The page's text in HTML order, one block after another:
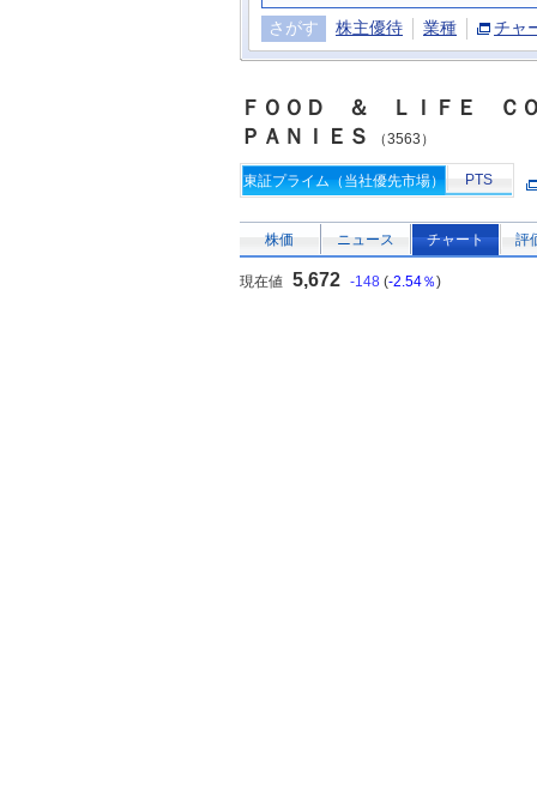
さがす 株主優待 業種 チャ
ＦＯＯＤ ＆ ＬＩＦＥ Ｃ
ＰＡＮＩＥＳ
（3563）
東証プライム（当社優先市場） PTS
株価 ニュース チャート 評
現在値 5,672 -148 (-2.54％)